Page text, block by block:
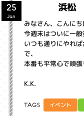
浜松
25
Jan
みなさん、こんにち
今週末はついに一般
いつも通りにやれ
で、
本番も平常心で頑
K.K.
TAGS イベント